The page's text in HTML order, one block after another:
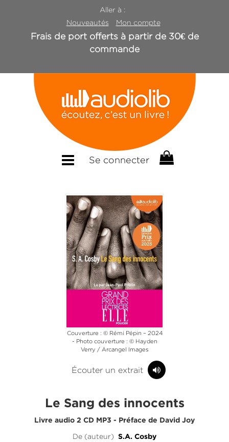
Aller à :
Nouveautés
Mon compte
Frais de port offerts à partir de 30€ de
commande
Se connecter
Couverture : © Rémi Pépin – 2024
- Photo couverture : © Hayden
Verry / Arcangel Images
Écouter un extrait
Le Sang des innocents
Livre audio 2 CD MP3 - Préface de David Joy
De (auteur) S.A. Cosby